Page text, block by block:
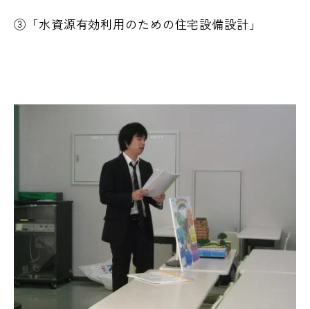
③「水資源有効利用のための住宅設備設計」